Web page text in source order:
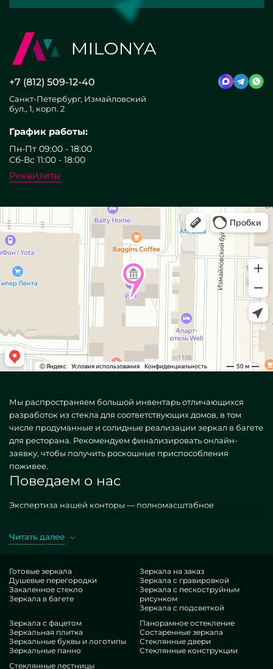
+7 (812) 509-12-40
Санкт-Петербург, Измайловский
бул., 1, корп. 2
График работы:
Пн-Пт 09:00 - 18:00
Сб-Вс 11:00 - 18:00
Реквизиты
Мы распространяем большой инвентарь отличающихся
разработок из стекла для соответствующих домов, в том
числе продуманные и солидные реализации зеркал в багете
для ресторана. Рекомендуем финализировать онлайн-
заявку, чтобы получить роскошные приспособления
поживее.
Поведаем о нас
Экспертиза нашей конторы — полномасштабное
затребованию. Яркий случай — зеркала в багете для
MILONYA, вы точно понимаете, что это идеальный подбор, с
сбалансированной тарификацией, не покоряющийся
доступным категориям. Если вы желаете дооформить свои
места, присовокупить им роскошества, оригинальности,
несомненно проанализируйте наши творения, от зеркал в
багете для ресторана и до отличных решений.
Нюансы нашей компании
Читать далее
Готовые зеркала
Душевые перегородки
Закаленное стекло
Зеркала в багете
Зеркала на заказ
Зеркала с гравировкой
Зеркала с пескоструйным
рисунком
Зеркала с подсветкой
Зеркала с фацетом
Зеркальная плитка
Зеркальные буквы и логотипы
Зеркальные панно
Панорамное остекление
Состаренные зеркала
Стеклянные двери
Стеклянные конструкции
Стеклянные лестницы